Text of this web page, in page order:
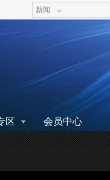
新闻
区 会员中心